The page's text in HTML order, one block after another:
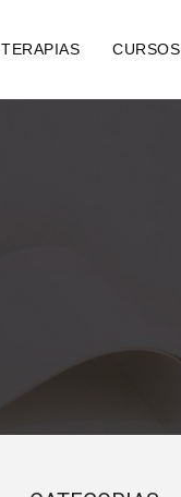
TERAPIAS CURSOS